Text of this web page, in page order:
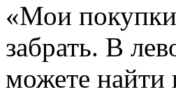
«Мои
забрать. В
можете найти